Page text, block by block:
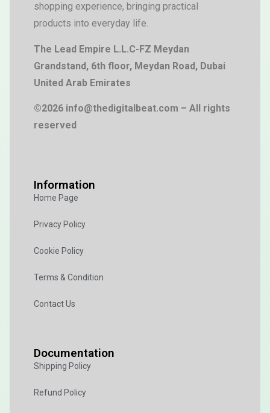
shopping experience, bringing practical
products into everyday life.
The Lead Empire L.L.C-FZ Meydan
Grandstand, 6th floor, Meydan Road, Dubai
United Arab Emirates
©2026 info@thedigitalbeat.com – All rights
reserved
Information
Home Page
Privacy Policy
Cookie Policy
Terms & Condition
Contact Us
Documentation
Shipping Policy
Refund Policy